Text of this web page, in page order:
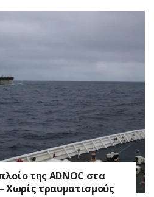
της ADNOC στα
Χωρίς τραυματισμούς